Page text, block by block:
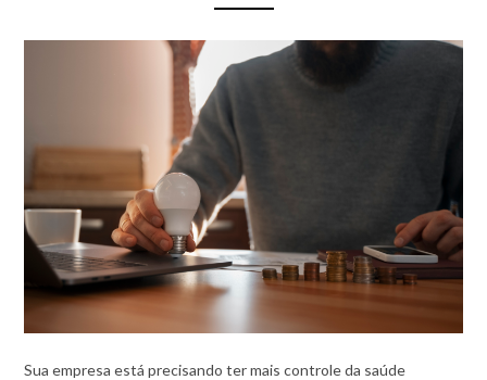
Sua empresa está precisando ter mais controle da saúde